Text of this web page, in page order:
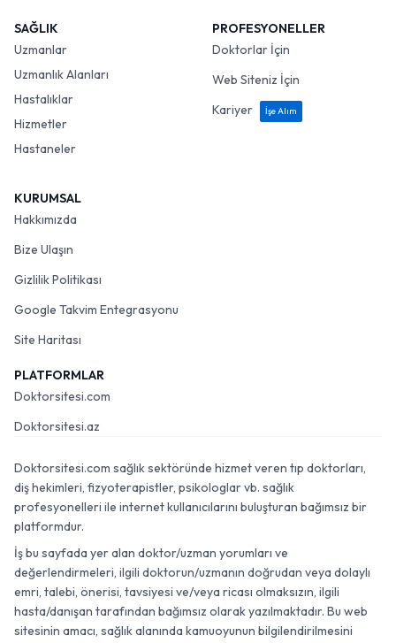
SAĞLIK
Uzmanlar
Uzmanlık Alanları
Hastalıklar
Hizmetler
Hastaneler
PROFESYONELLER
Doktorlar İçin
Web Siteniz İçin
Kariyer
İşe Alım
KURUMSAL
Hakkımızda
Bize Ulaşın
Gizlilik Politikası
Google Takvim Entegrasyonu
Site Haritası
PLATFORMLAR
Doktorsitesi.com
Doktorsitesi.az
Doktorsitesi.com sağlık sektöründe hizmet veren tıp doktorları,
diş hekimleri, fizyoterapistler, psikologlar vb. sağlık
profesyonelleri ile internet kullanıcılarını buluşturan bağımsız bir
platformdur.
İş bu sayfada yer alan doktor/uzman yorumları ve
değerlendirmeleri, ilgili doktorun/uzmanın doğrudan veya dolaylı
emri, talebi, önerisi, tavsiyesi ve/veya ricası olmaksızın, ilgili
hasta/danışan tarafından bağımsız olarak yazılmaktadır. Bu web
sitesinin amacı, sağlık alanında kamuoyunun bilgilendirilmesini